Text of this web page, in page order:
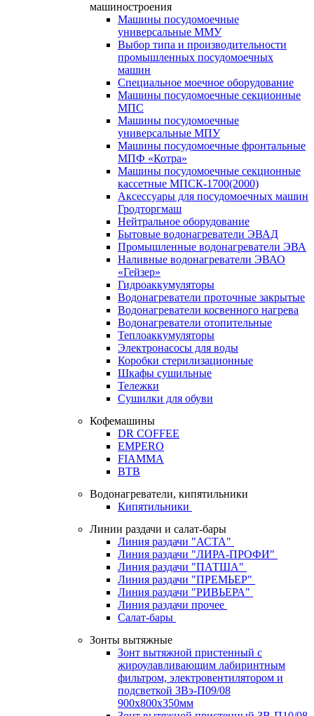
машиностроения
Машины посудомоечные
универсальные ММУ
Выбор типа и производительности
промышленных посудомоечных
машин
Специальное моечное оборудование
Машины посудомоечные секционные
МПС
Машины посудомоечные
универсальные МПУ
Машины посудомоечные фронтальные
МПФ «Котра»
Машины посудомоечные секционные
кассетные МПСК-1700(2000)
Аксессуары для посудомоечных машин
Гродторгмаш
Нейтральное оборудование
Бытовые водонагреватели ЭВАД
Промышленные водонагреватели ЭВА
Наливные водонагреватели ЭВАО
«Гейзер»
Гидроаккумуляторы
Водонагреватели проточные закрытые
Водонагреватели косвенного нагрева
Водонагреватели отопительные
Теплоаккумуляторы
Электронасосы для воды
Коробки стерилизационные
Шкафы сушильные
Тележки
Сушилки для обуви
Кофемашины
DR COFFEE
EMPERO
FIAMMA
BTB
Водонагреватели, кипятильники
Кипятильники
Линии раздачи и салат-бары
Линия раздачи "АСТА"
Линия раздачи "ЛИРА-ПРОФИ"
Линия раздачи "ПАТША"
Линия раздачи "ПРЕМЬЕР"
Линия раздачи "РИВЬЕРА"
Линия раздачи прочее
Салат-бары
Зонты вытяжные
Зонт вытяжной пристенный с
жироулавливающим лабиринтным
фильтром, электровентилятором и
подсветкой ЗВэ-П09/08
900х800х350мм